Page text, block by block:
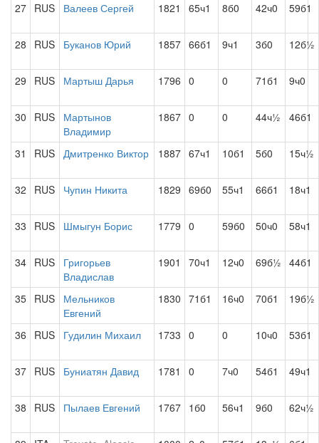
27 RUS Валеев Сергей 1821 65ч1 8б0 42ч0 59б1
28 RUS Буканов Юрий 1857 66б1 9ч1 3б0 12б½
29 RUS Мартыш Дарья 1796 0 0 71б1 9ч0
30 RUS
Мартынов
Владимир
1867 0 0 44ч½ 46б1
31 RUS Дмитренко Виктор 1887 67ч1 10б1 5б0 15ч½
32 RUS Чупин Никита 1829 69б0 55ч1 66б1 18ч1
33 RUS Шмыгун Борис 1779 0 59б0 50ч0 58ч1
34 RUS
Григорьев
Владислав
1901 70ч1 12ч0 69б½ 44б1
35 RUS
Мельников
Евгений
1830 71б1 16ч0 70б1 19б½
36 RUS Гудилин Михаил 1733 0 0 10ч0 53б1
37 RUS Буниатян Давид 1781 0 7ч0 54б1 49ч1
38 RUS Пылаев Евгений 1767 1б0 56ч1 9б0 62ч½